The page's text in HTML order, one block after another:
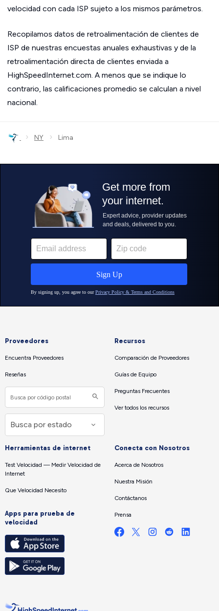
velocidad con cada ISP sujeto a los mismos parámetros.
Recopilamos datos de retroalimentación de clientes de
ISP de nuestras encuestas anuales exhaustivas y de la
retroalimentación directa de clientes enviada a
HighSpeedInternet.com. A menos que se indique lo
contrario, las calificaciones promedio se calculan a nivel
nacional.
› NY › Lima
Proveedores
Encuentra Proveedores
Reseñas
Recursos
Comparación de Proveedores
Guías de Equipo
Preguntas Frecuentes
Ver todos los recursos
Herramientas de internet
Test Velocidad — Medir Velocidad de
Internet
Que Velocidad Necesito
Apps para prueba de
velocidad
Conecta con Nosotros
Acerca de Nosotros
Nuestra Misión
Contáctanos
Prensa